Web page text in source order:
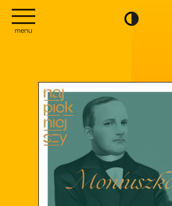
menu
English
Français
Italiano
project
Kontakt
editions